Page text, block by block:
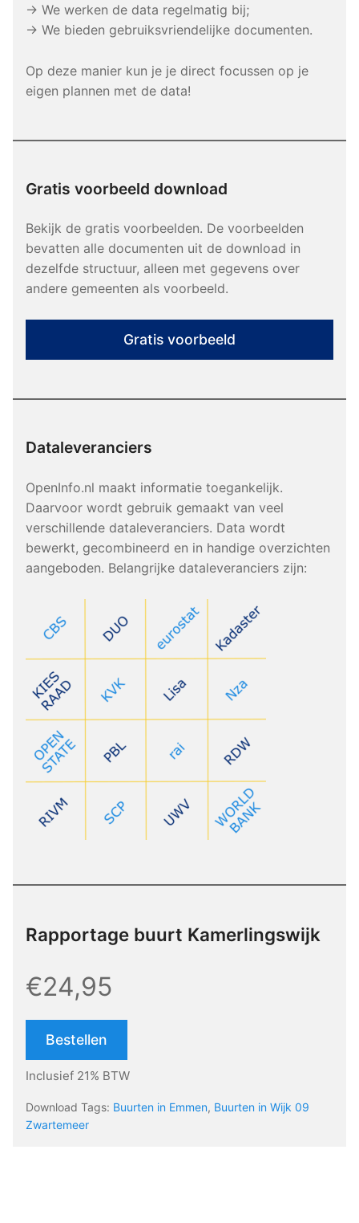
→ We werken de data regelmatig bij;
→ We bieden gebruiksvriendelijke documenten.
Op deze manier kun je je direct focussen op je
eigen plannen met de data!
Gratis voorbeeld download
Bekijk de gratis voorbeelden. De voorbeelden
bevatten alle documenten uit de download in
dezelfde structuur, alleen met gegevens over
andere gemeenten als voorbeeld.
Gratis voorbeeld
Dataleveranciers
OpenInfo.nl maakt informatie toegankelijk.
Daarvoor wordt gebruik gemaakt van veel
verschillende dataleveranciers. Data wordt
bewerkt, gecombineerd en in handige overzichten
aangeboden. Belangrijke dataleveranciers zijn:
Rapportage buurt Kamerlingswijk
€24,95
Bestellen
Inclusief 21% BTW
Download Tags: Buurten in Emmen, Buurten in Wijk 09
Zwartemeer